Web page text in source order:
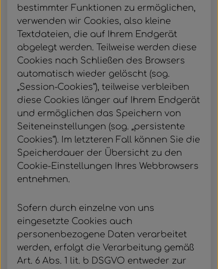
bestimmter Funktionen zu ermöglichen,
verwenden wir Cookies, also kleine
Textdateien, die auf Ihrem Endgerät
abgelegt werden. Teilweise werden diese
Cookies nach Schließen des Browsers
automatisch wieder gelöscht (sog.
„Session-Cookies“), teilweise verbleiben
diese Cookies länger auf Ihrem Endgerät
und ermöglichen das Speichern von
Seiteneinstellungen (sog. „persistente
Cookies“). Im letzteren Fall können Sie die
Speicherdauer der Übersicht zu den
Cookie-Einstellungen Ihres Webbrowsers
entnehmen.
Sofern durch einzelne von uns
eingesetzte Cookies auch
personenbezogene Daten verarbeitet
werden, erfolgt die Verarbeitung gemäß
Art. 6 Abs. 1 lit. b DSGVO entweder zur